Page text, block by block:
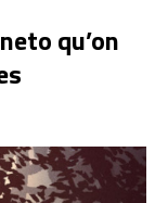
qu’on